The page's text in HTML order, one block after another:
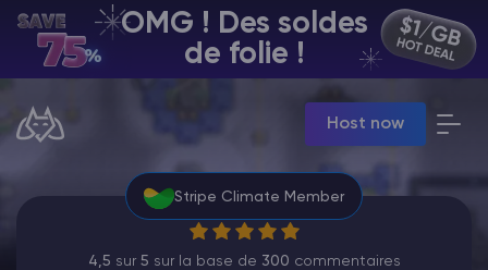
OMG ! Des soldes
de folie !
Host now
FR | USD
Manage your servers & payments
Manage game server
VPS Panel
Manage VPS server
Affiliate panel
Stripe Climate Member
4,5 sur 5 sur la base de 300 commentaires